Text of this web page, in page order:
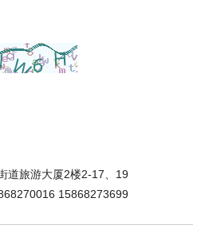
道旅游大厦2楼2-17、19
15868273699